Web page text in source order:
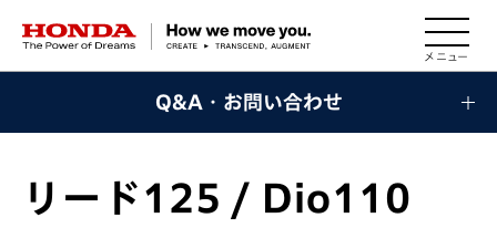
HONDA The Power of Dreams
Q&A・お問い合わせ
リード125 / Dio110